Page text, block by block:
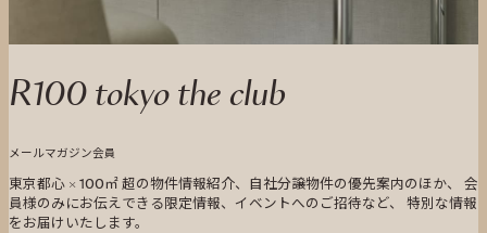
R100 tokyo the club
メールマガジン会員
東京都心 × 100㎡ 超の物件情報紹介、自社分譲物件の優先案内のほか、 会
員様のみにお伝えできる限定情報、イベントへのご招待など、 特別な情報
をお届けいたします。